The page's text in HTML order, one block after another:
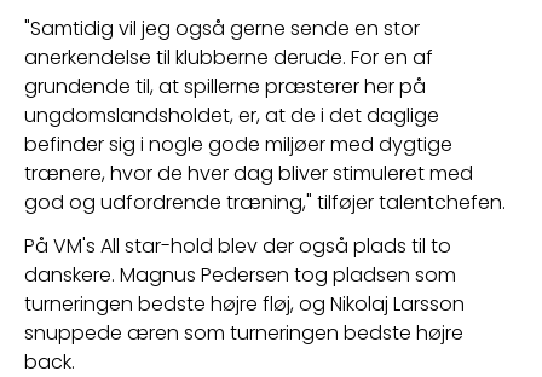
"Samtidig vil jeg også gerne sende en stor
anerkendelse til klubberne derude. For en af
grundende til, at spillerne præsterer her på
ungdomslandsholdet, er, at de i det daglige
befinder sig i nogle gode miljøer med dygtige
trænere, hvor de hver dag bliver stimuleret med
god og udfordrende træning," tilføjer talentchefen.
På VM's All star-hold blev der også plads til to
danskere. Magnus Pedersen tog pladsen som
turneringen bedste højre fløj, og Nikolaj Larsson
snuppede æren som turneringen bedste højre
back.